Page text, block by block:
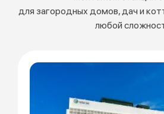
для загородных домов, дач и
любой